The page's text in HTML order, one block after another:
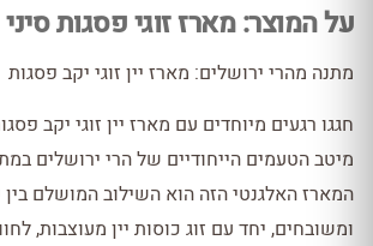
על המוצר: מארז זוגי פסגות סיני
מתנה מהרי ירושלים: מארז יין זוגי יקב פסגות
חגגו רגעים מיוחדים עם מארז יין זוגי יקב
מיטב הטעמים הייחודיים של הרי ירושלים
המארז האלגנטי הזה הוא השילוב המושלם בין
ומשובחים, יחד עם זוג כוסות יין מעוצבות,